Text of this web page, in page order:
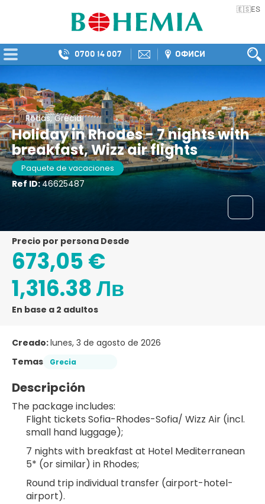
🇪🇸ES
0700 14 007 ОФИСИ
Rodas, Grecia
Holiday in Rhodes - 7 nights with
breakfast, Wizz air flights
Paquete de vacaciones
Ref ID:46625487
precio por persona Desde
673,05 €
1,316.38 Лв
En base a 2 adultos
Creado:lunes, 3 de agosto de 2026
Temas
Grecia
Descripción
The package includes:
Flight tickets Sofia-Rhodes-Sofia/ Wizz Air (incl.
small hand luggage);
7 nights with breakfast at Hotel Mediterranean
5* (or similar) in Rhodes;
Round trip individual transfer (airport-hotel-
airport).